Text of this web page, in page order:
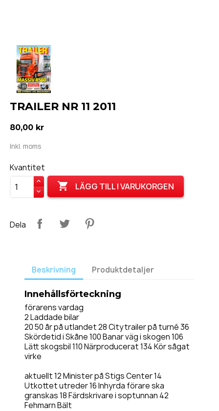
TRAILER NR 11 2011
80,00 kr
Inkl. moms
Kvantitet
 LÄGG TILL I VARUKORGEN
Dela
Beskrivning Produktdetaljer
Innehållsförteckning
förarens vardag
2 Laddade bilar
20 50 år på utlandet 28 Citytrailer på turné 36
Skördetid i Skåne 100 Banar väg i skogen 106
Lätt skogsbil 110 Närproducerat 134 Kör sågat
virke
aktuellt 12 Minister på Stigs Center 14
Utkottet utreder 16 Inhyrda förare ska
granskas 18 Färdskrivare i soptunnan 42
Fehmarn Bält